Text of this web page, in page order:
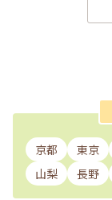
京都 東京
山梨
長野